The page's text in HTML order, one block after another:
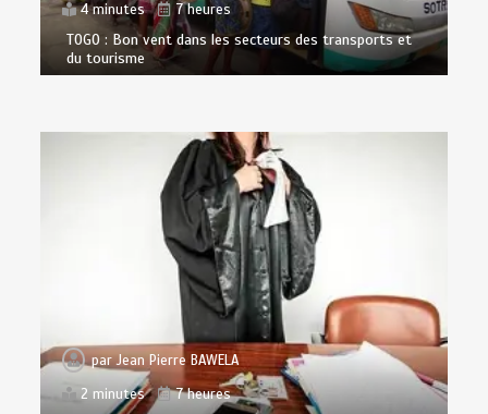
4 minutes
7 heures
TOGO : Bon vent dans les secteurs des transports et
du tourisme
parJean Pierre BAWELA
2 minutes
7 heures